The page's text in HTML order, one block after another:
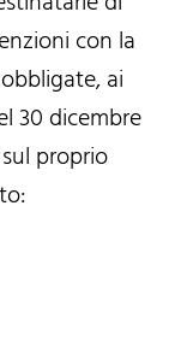
con la
ai
30 dicembre
proprio